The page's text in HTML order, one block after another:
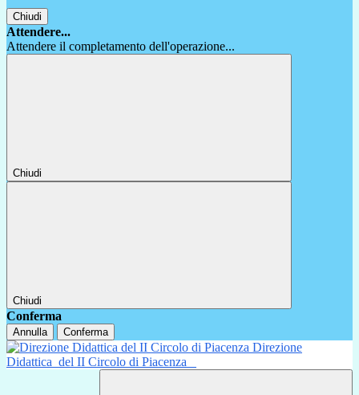
Chiudi
Attendere...
Attendere il completamento dell'operazione...
Chiudi
Chiudi
Conferma
Annulla Conferma
Direzione
Didattica del II Circolo di Piacenza